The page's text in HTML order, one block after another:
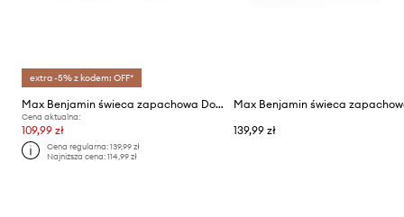
extra -5% z kodem: OFF*
Max Benjamin świeca zapachowa Dodici 210 g
Cena aktualna:
109,99 zł
Cena regularna:139,99 zł
Najniższa cena:114,99 zł
139,99 zł